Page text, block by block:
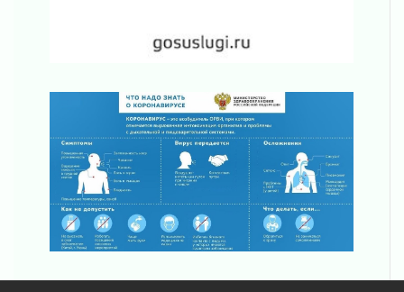
Болезнь девственниц и вампиров
Безмолвный крик о помощи
В музей всей семьёй
01 августа 2026
Без заявлений и очередей
01 августа 2026
Не женское это дело...уверены?
01 августа 2026